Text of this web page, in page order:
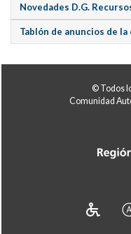
Novedades D.G.
Tablón de anuncios de
© Todos
Comunidad